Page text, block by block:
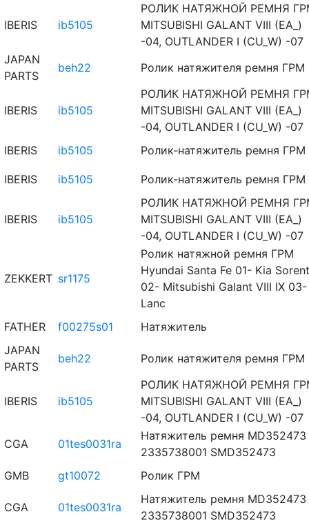
IBERIS ib5105
РОЛИК НАТЯЖНОЙ РЕМНЯ
MITSUBISHI GALANT VIII (EA_)
-04, OUTLANDER I (CU_W) -07
JAPAN
PARTS
beh22 Ролик натяжителя ремня ГРМ
IBERIS ib5105
РОЛИК НАТЯЖНОЙ РЕМНЯ
MITSUBISHI GALANT VIII (EA_)
-04, OUTLANDER I (CU_W) -07
IBERIS
ib5105 Ролик-натяжитель ремня ГРМ
IBERIS ib5105 Ролик-натяжитель ремня ГРМ
IBERIS ib5105
РОЛИК НАТЯЖНОЙ РЕМНЯ
MITSUBISHI GALANT VIII (EA_)
-04, OUTLANDER I (CU_W) -07
ZEKKERT sr1175
Ролик натяжной ремня ГРМ
Hyundai Santa Fe 01- Kia
02- Mitsubishi Galant VIII IX 03-
Lanc
FATHER
f00275s01
Натяжитель
JAPAN
PARTS
beh22 Ролик натяжителя ремня ГРМ
IBERIS ib5105
РОЛИК НАТЯЖНОЙ РЕМНЯ
MITSUBISHI GALANT VIII (EA_)
-04, OUTLANDER I (CU_W) -07
CGA
01tes0031ra
Натяжитель ремня MD352473
2335738001 SMD352473
GMB
gt10072 Ролик ГРМ
CGA 01tes0031ra
Натяжитель ремня MD352473
2335738001 SMD352473